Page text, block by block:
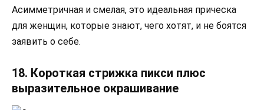
Асимметричная и смелая, это идеальная прическа
для женщин, которые знают, чего хотят, и не боятся
заявить о себе.
18. Короткая стрижка пикси плюс
выразительное окрашивание